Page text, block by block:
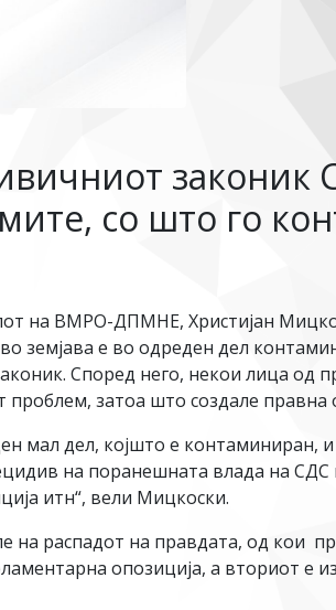
законик
со што го
на ВМРО-ДПМНЕ, Христијан
земјава е во одреден дел
Според него, некои лица од
затоа што создале правна
мал дел, којшто е контаминиран,
на поранешната влада на
итн“, вели Мицкоски.
на распадот на правдата, од кои
опозиција, а вториот е